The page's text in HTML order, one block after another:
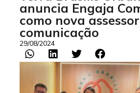
anuncia Engaja
como nova
comunicação
29/08/2024